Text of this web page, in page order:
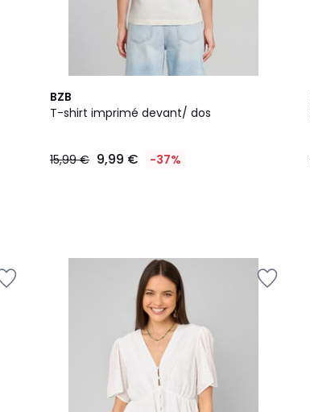
BZB
T-shirt imprimé devant/ dos
15,99 € 9,99 € -37%